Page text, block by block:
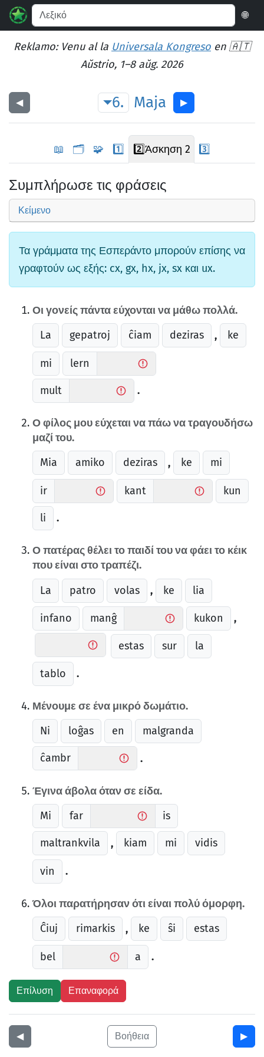
🌐
Reklamo: Venu al la Universala Kongreso en 🇦🇹
Aŭstrio, 1–8 aŭg. 2026
◀︎ 6. Maja ▶︎
📖 🗂️ 🧩 1️⃣ 2️⃣Άσκηση 2 3️⃣
Συμπλήρωσε τις φράσεις
Κείμενο
Τα γράμματα της Εσπεράντο μπορούν επίσης να
γραφτούν ως εξής: cx, gx, hx, jx, sx και ux.
Οι γονείς πάντα εύχονται να μάθω πολλά.
La
gepatroj ĉiam deziras , ke
mi lern
mult .
Ο φίλος μου εύχεται να πάω να τραγουδήσω
μαζί του.
Mia
amiko deziras , ke mi
ir kant kun
li .
Ο πατέρας θέλει το παιδί του να φάει το κέικ
που είναι στο τραπέζι.
La
patro volas , ke lia
infano manĝ kukon ,
estas sur la
tablo .
Μένουμε σε ένα μικρό δωμάτιο.
Ni
loĝas en malgranda
ĉambr .
Έγινα άβολα όταν σε είδα.
Mi
far is
maltrankvila , kiam mi vidis
vin .
Όλοι παρατήρησαν ότι είναι πολύ όμορφη.
Ĉiuj
rimarkis , ke ŝi estas
bel a .
◀︎ Βοήθεια ▶︎